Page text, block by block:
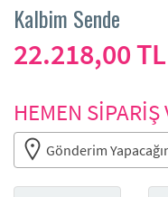
Kalbim Sende
22.218,00 TL
HEMEN SİPARİŞ
Gönderim